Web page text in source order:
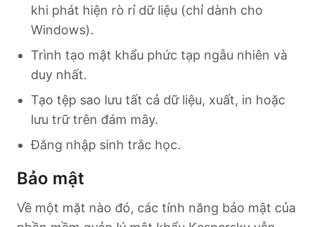
khi phát hiện rò rỉ dữ liệu (chỉ dành cho
Windows).
Trình tạo mật khẩu phức tạp ngẫu nhiên và
duy nhất.
Tạo tệp sao lưu tất cả dữ liệu, xuất, in hoặc
lưu trữ trên đám mây.
Đăng nhập sinh trắc học.
Bảo mật
Về một mặt nào đó, các tính năng bảo mật của